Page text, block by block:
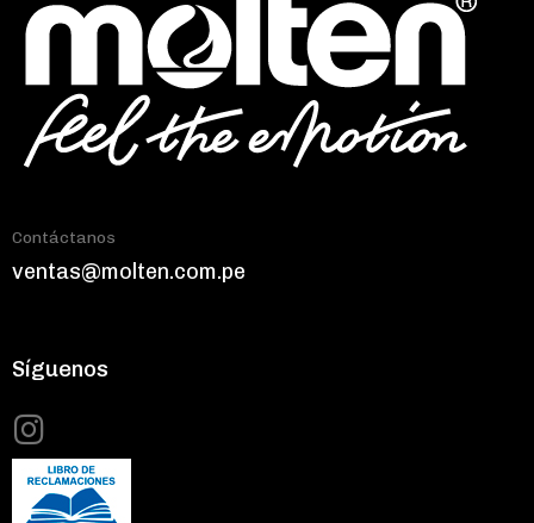
Contáctanos
ventas@molten.com.pe
Síguenos